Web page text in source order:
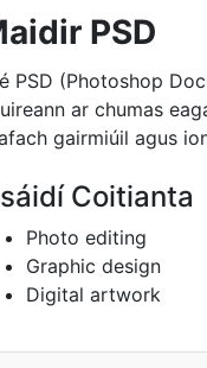
PSD
PSD (Photoshop
ar chumas
gairmiúil agus
Coitianta
Photo editing
Graphic design
Digital artwork